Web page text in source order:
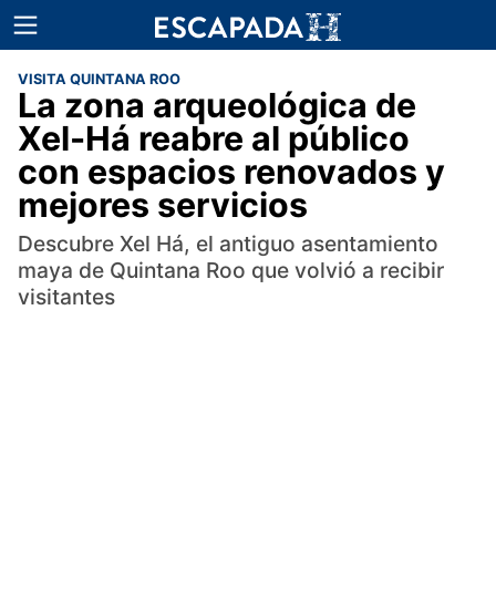
VISITA QUINTANA ROO
La zona arqueológica de
Xel-Há reabre al público
con espacios renovados y
mejores servicios
Descubre Xel Há, el antiguo asentamiento
maya de Quintana Roo que volvió a recibir
visitantes